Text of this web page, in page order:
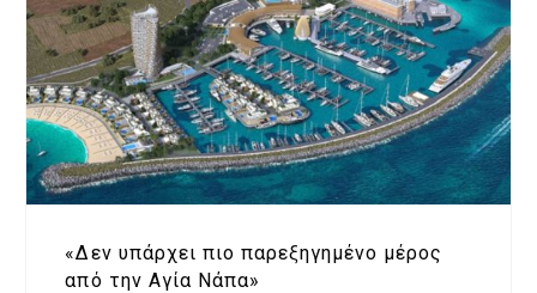
«Δεν υπάρχει πιο παρεξηγημένο μέρος
από την Αγία Νάπα»